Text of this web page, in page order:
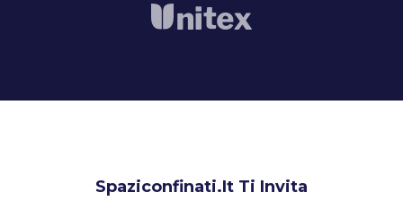
Spaziconfinati.it Ti Invita